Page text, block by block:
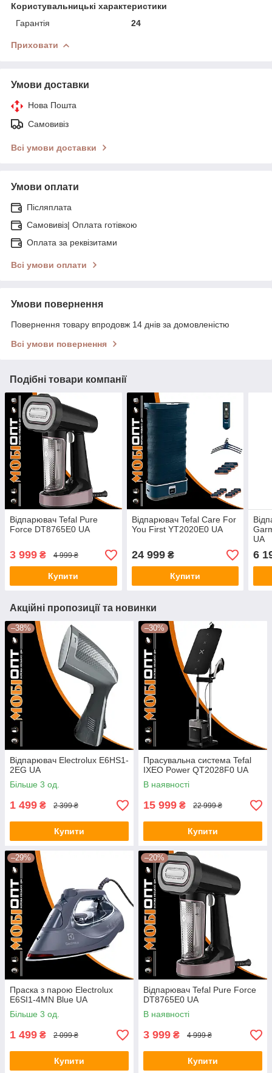
Користувальницькі характеристики
Гарантія
24
Приховати
Умови доставки
Нова Пошта
Самовивіз
Всі умови доставки
Умови оплати
Післяплата
Самовивіз| Оплата готівкою
Оплата за реквізитами
Всі умови оплати
Умови повернення
Повернення товару впродовж 14 днів за домовленістю
Всі умови повернення
Подібні товари компанії
Відпарювач Tefal Pure
Force DT8765E0 UA
3 999 ₴ 4 999 ₴
Купити
Відпарювач Tefal Care For
You First YT2020E0 UA
24 999₴
Купити
UA
6
Акційні пропозиції та новинки
–38%
Відпарювач Electrolux E6HS1-
2EG UA
Більше 3 од.
1 499 ₴ 2 399 ₴
Купити
–30%
Прасувальна система Tefal
IXEO Power QT2028F0 UA
В наявності
15 999 ₴ 22 999 ₴
Купити
–29%
Праска з парою Electrolux
E6SI1-4MN Blue UA
Більше 3 од.
1 499 ₴ 2 099 ₴
Купити
–20%
Відпарювач Tefal Pure Force
DT8765E0 UA
В наявності
3 999 ₴ 4 999 ₴
Купити